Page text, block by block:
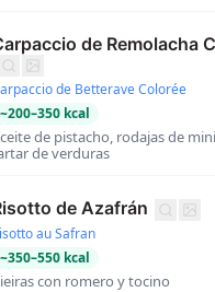
de Remolacha
de Betterave Colorée
~200–350 kcal
de pistacho, rodajas de
de verduras
de Azafrán
au Safran
~350–550 kcal
con romero y tocino